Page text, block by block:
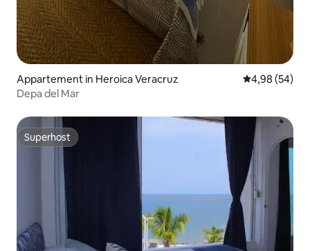
Appartement in Heroica Veracruz Gemiddelde
4,98 (54)
Depa del Mar
Superhost
Superhost